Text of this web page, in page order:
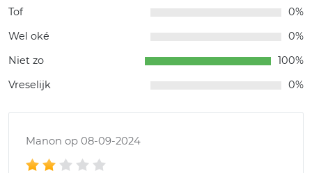
Tof
0%
Wel oké
0%
Niet zo
100%
Vreselijk
0%
Manon op 08-09-2024